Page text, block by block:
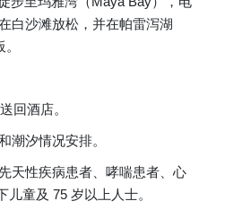
白沙滩放松，并在帕雷泻湖
回酒店。
潮汐情况安排。
天性疾病患者、哮喘患者、心
童及 75 岁以上人士。